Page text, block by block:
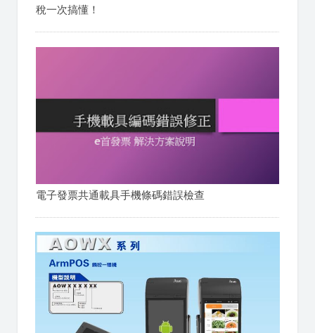
稅一次搞懂！
電子發票共通載具手機條碼錯誤檢查